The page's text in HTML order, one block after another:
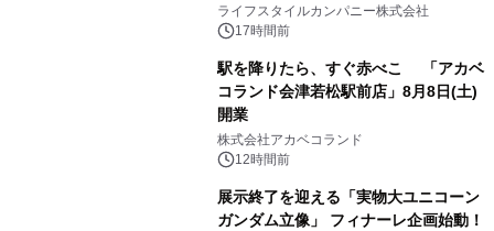
い、ポップでキュートなコレクショ
ン。
ライフスタイルカンパニー株式会社
17時間前
駅を降りたら、すぐ赤べこ 「アカベ
コランド会津若松駅前店」8月8日(土)
開業
株式会社アカベコランド
12時間前
展示終了を迎える「実物大ユニコーン
ガンダム立像」 フィナーレ企画始動！